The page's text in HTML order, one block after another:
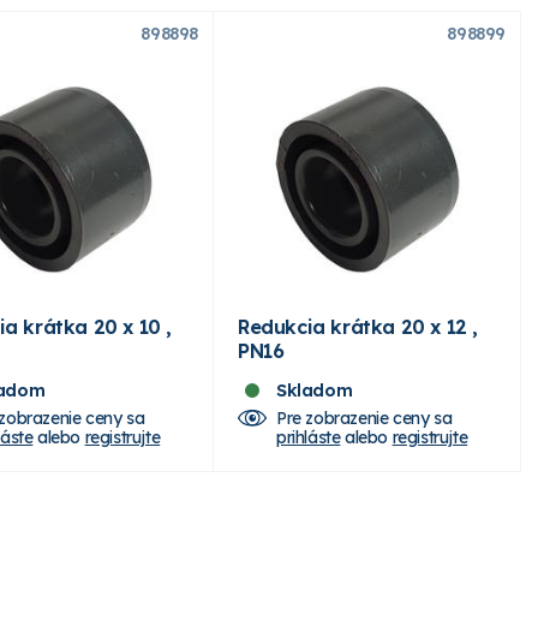
898898
krátka 20 x 10 ,
ceny sa
alebo registrujte
898899
Redukcia krátka 20 x 12 ,
PN16
Skladom
Pre zobrazenie ceny sa
prihlástealebo registrujte